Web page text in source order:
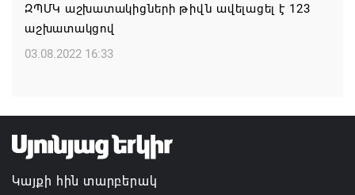
07.08.2026 11:50
Ավարտվեց Սյունիքի մարզի շախմատի
Իրանը չի տրվի ճնշման․ Մոհամադ Բաղեր
ԶՊՄԿ աշխատակիցների թիվն ավելացել է 123
աշխատակցով
03.08.2022 16:33
Կայքի հին տարբերակ